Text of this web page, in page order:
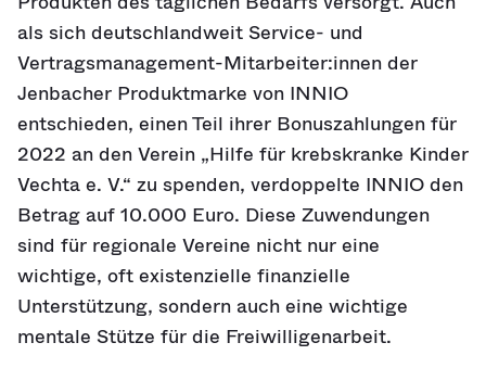
als sich deutschlandweit Service- und
Vertragsmanagement-Mitarbeiter:innen der
Jenbacher Produktmarke von INNIO
entschieden, einen Teil ihrer Bonuszahlungen für
2022 an den Verein „Hilfe für krebskranke Kinder
Vechta e. V.“ zu spenden, verdoppelte INNIO den
Betrag auf 10.000 Euro. Diese Zuwendungen
sind für regionale Vereine nicht nur eine
wichtige, oft existenzielle finanzielle
Unterstützung, sondern auch eine wichtige
mentale Stütze für die Freiwilligenarbeit.